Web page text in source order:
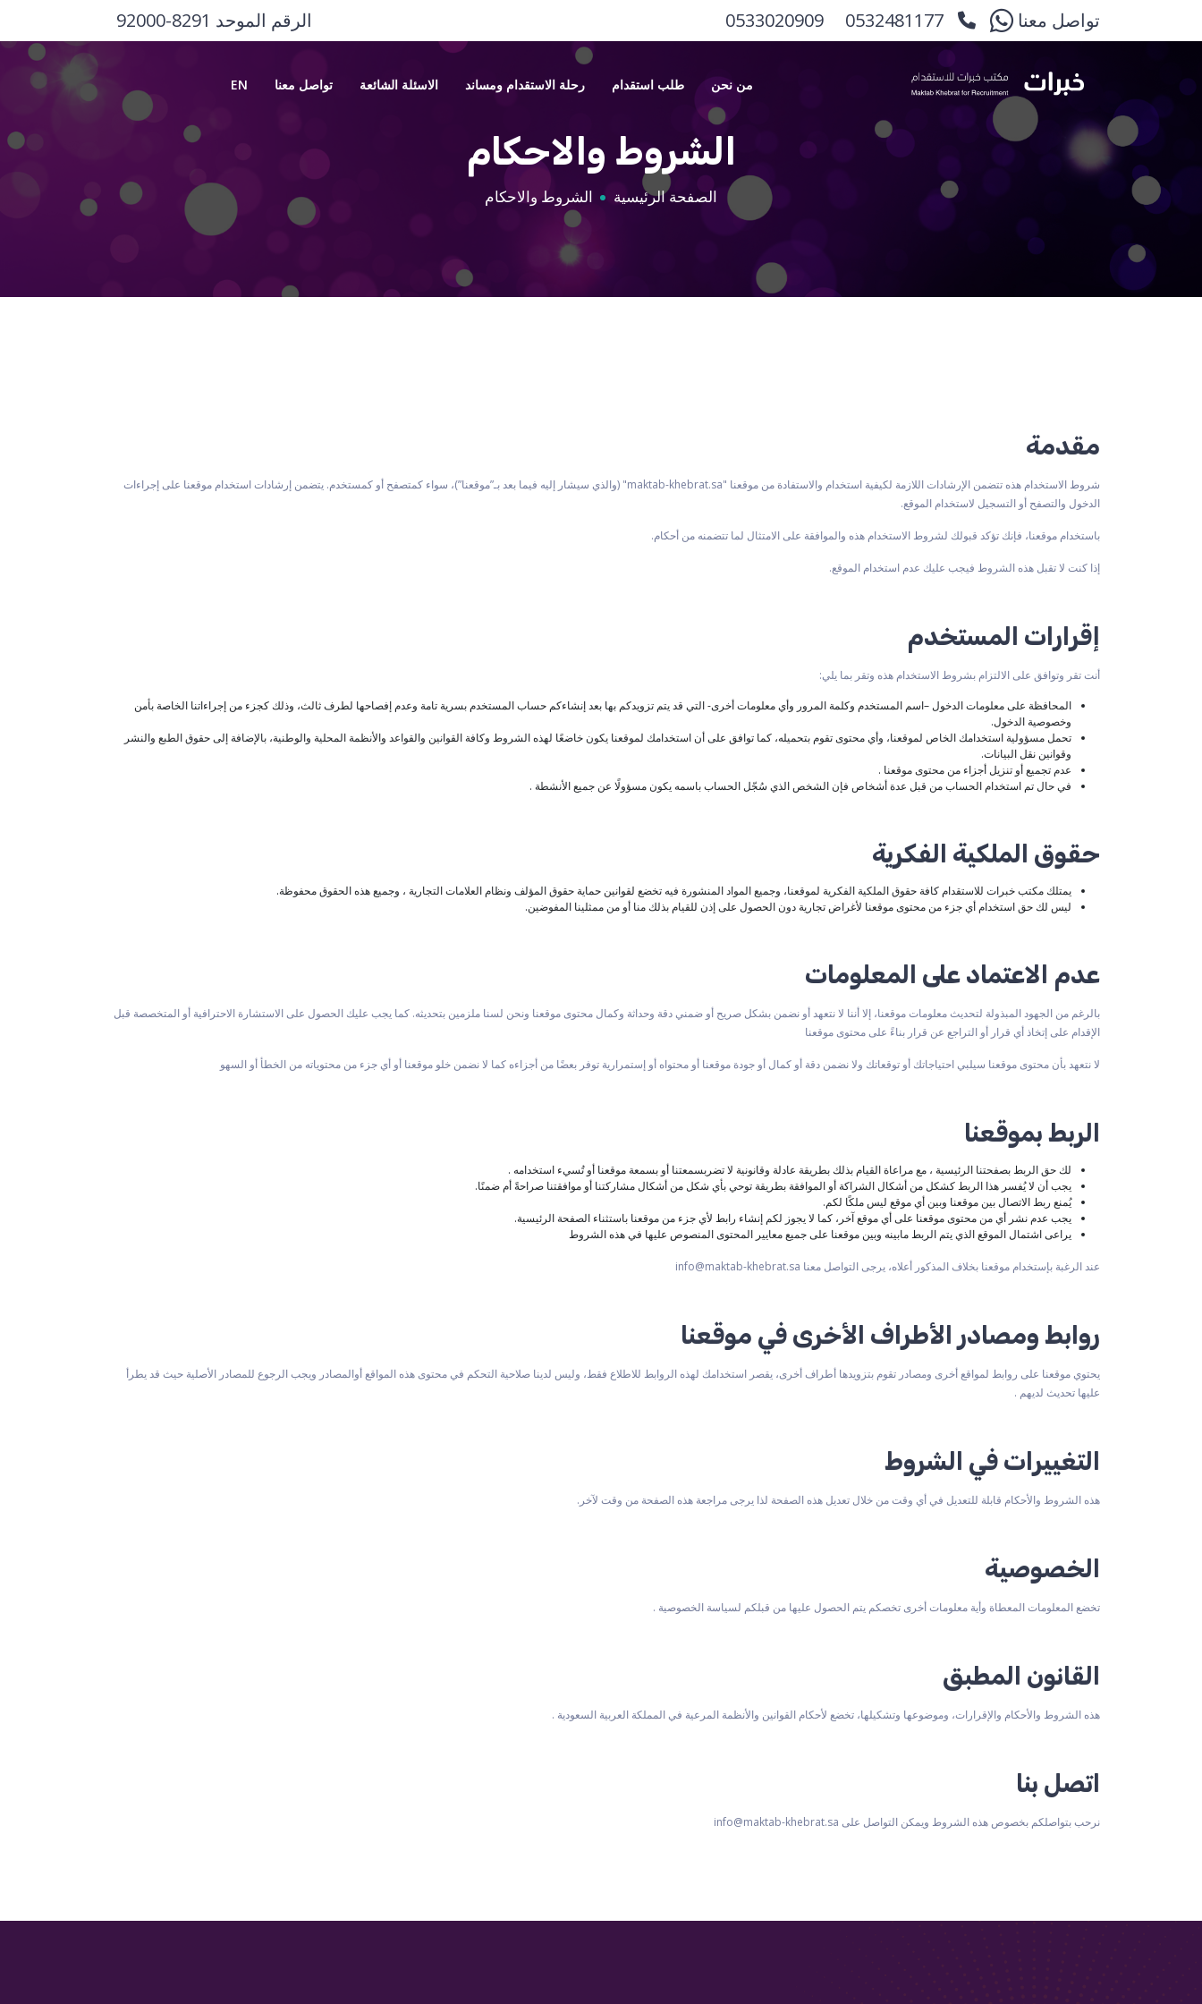
تواصل معنا 0532481177
0533020909 الرقم الموحد ‎92000-8291
من نحن طلب استقدام رحلة الاستقدام ومساند الاسئلة الشائعة تواصل معنا EN
الشروط والاحكام
الصفحة الرئيسية الشروط والاحكام
مقدمة
شروط الاستخدام هذه تتضمن الإرشادات اللازمة لكيفية استخدام والاستفادة من موقعنا "maktab-khebrat.sa" (والذي سيشار إليه فيما بعد بـ”موقعنا”)، سواء كمتصفح أو كمستخدم. يتضمن إرشادات استخدام موقعنا على إجراءات
الدخول والتصفح أو التسجيل لاستخدام الموقع.
باستخدام موقعنا، فإنك تؤكد قبولك لشروط الاستخدام هذه والموافقة على الامتثال لما تتضمنه من أحكام.
إذا كنت لا تقبل هذه الشروط فيجب عليك عدم استخدام الموقع.
إقرارات المستخدم
أنت تقر وتوافق على الالتزام بشروط الاستخدام هذه وتقر بما يلي:
المحافظة على معلومات الدخول –اسم المستخدم وكلمة المرور وأي معلومات أخرى- التي قد يتم تزويدكم بها بعد إنشاءكم حساب المستخدم بسرية تامة وعدم إفصاحها لطرف ثالث، وذلك كجزء من إجراءاتنا الخاصة بأمن
وخصوصية الدخول.
تحمل مسؤولية استخدامك الخاص لموقعنا، وأي محتوى تقوم بتحميله، كما توافق على أن استخدامك لموقعنا يكون خاضعًا لهذه الشروط وكافة القوانين والقواعد والأنظمة المحلية والوطنية، بالإضافة إلى حقوق الطبع والنشر
وقوانين نقل البيانات.
عدم تجميع أو تنزيل أجزاء من محتوى موقعنا .
في حال تم استخدام الحساب من قبل عدة أشخاص فإن الشخص الذي سُجّل الحساب باسمه يكون مسؤولًا عن جميع الأنشطة .
حقوق الملكية الفكرية
يمتلك مكتب خبرات للاستقدام كافة حقوق الملكية الفكرية لموقعنا، وجميع المواد المنشورة فيه تخضع لقوانين حماية حقوق المؤلف ونظام العلامات التجارية ، وجميع هذه الحقوق محفوظة.
ليس لك حق استخدام أي جزء من محتوى موقعنا لأغراض تجارية دون الحصول على إذن للقيام بذلك منا أو من ممثلينا المفوضين.
عدم الاعتماد على المعلومات
بالرغم من الجهود المبذولة لتحديث معلومات موقعنا، إلا أننا لا نتعهد أو نضمن بشكل صريح أو ضمني دقة وحداثة وكمال محتوى موقعنا ونحن لسنا ملزمين بتحديثه. كما يجب عليك الحصول على الاستشارة الاحترافية أو المتخصصة قبل
الإقدام على إتخاذ أي قرار أو التراجع عن قرار بناءً على محتوى موقعنا
لا نتعهد بأن محتوى موقعنا سيلبي احتياجاتك أو توقعاتك ولا نضمن دقة أو كمال أو جودة موقعنا أو محتواه أو إستمرارية توفر بعضًا من أجزاءه كما لا نضمن خلو موقعنا أو أي جزء من محتوياته من الخطأ أو السهو
الربط بموقعنا
لك حق الربط بصفحتنا الرئيسية ، مع مراعاة القيام بذلك بطريقة عادلة وقانونية لا تضربسمعتنا أو بسمعة موقعنا أو تُسيء استخدامه .
يجب أن لا يُفسر هذا الربط كشكل من أشكال الشراكة أو الموافقة بطريقة توحي بأي شكل من أشكال مشاركتنا أو موافقتنا صراحةً أم ضمنًا.
يُمنع ربط الاتصال بين موقعنا وبين أي موقع ليس ملكًا لكم.
يجب عدم نشر أي من محتوى موقعنا على أي موقع آخر، كما لا يجوز لكم إنشاء رابط لأي جزء من موقعنا باستثناء الصفحة الرئيسية.
يراعى اشتمال الموقع الذي يتم الربط مابينه وبين موقعنا على جميع معايير المحتوى المنصوص عليها في هذه الشروط
عند الرغبة بإستخدام موقعنا بخلاف المذكور أعلاه، يرجى التواصل معنا info@maktab-khebrat.sa
روابط ومصادر الأطراف الأخرى في موقعنا
يحتوي موقعنا على روابط لمواقع أخرى ومصادر تقوم بتزويدها أطراف أخرى، يقصر استخدامك لهذه الروابط للاطلاع فقط، وليس لدينا صلاحية التحكم في محتوى هذه المواقع أوالمصادر ويجب الرجوع للمصادر الأصلية حيث قد يطرأ
عليها تحديث لديهم .
التغييرات في الشروط
هذه الشروط والأحكام قابلة للتعديل في أي وقت من خلال تعديل هذه الصفحة لذا يرجى مراجعة هذه الصفحة من وقت لآخر.
الخصوصية
تخضع المعلومات المعطاة وأية معلومات أخرى تخصكم يتم الحصول عليها من قبلكم لسياسة الخصوصية .
القانون المطبق
هذه الشروط والأحكام والإقرارات، وموضوعها وتشكيلها، تخضع لأحكام القوانين والأنظمة المرعية في المملكة العربية السعودية .
اتصل بنا
نرحب بتواصلكم بخصوص هذه الشروط ويمكن التواصل على info@maktab-khebrat.sa